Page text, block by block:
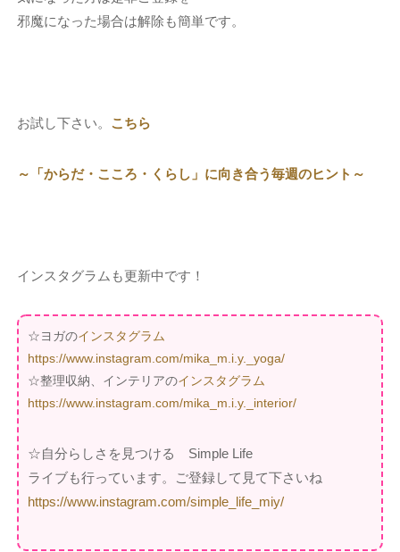
邪魔になった場合は解除も簡単です。
お試し下さい。 こちら
～「からだ・こころ・くらし」に向き合う毎週のヒント～
インスタグラムも更新中です！
☆ヨガのインスタグラム
https://www.instagram.com/mika_m.i.y._yoga/
☆整理収納、インテリアのインスタグラム
https://www.instagram.com/mika_m.i.y._interior/
☆自分らしさを見つける Simple Life
ライブも行っています。ご登録して見て下さいね
https://www.instagram.com/simple_life_miy/